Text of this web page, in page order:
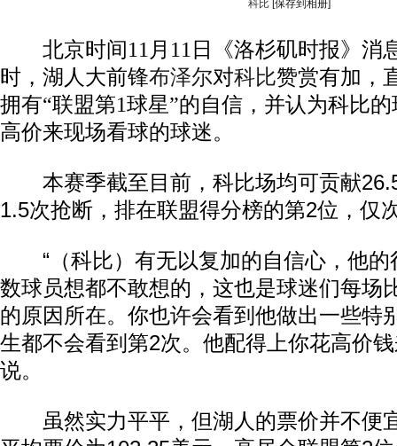
科比 [保存到相册]
北京时间11月11日《洛杉矶时报》消
时，湖人大前锋布泽尔对科比赞赏有加，
拥有“联盟第1球星”的自信，并认为科比
高价来现场看球的球迷。
本赛季截至目前，科比场均可贡献
1.5次抢断，排在联盟得分榜的第2位，仅
“（科比）有无以复加的自信心，他的
数球员想都不敢想的，这也是球迷们每场
的原因所在。你也许会看到他做出一些特
生都不会看到第2次。他配得上你花高价
说。
虽然实力平平，但湖人的票价并不便